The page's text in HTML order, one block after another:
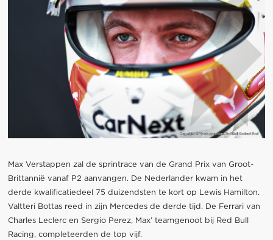
Max Verstappen zal de sprintrace van de Grand Prix van Groot-
Brittannië vanaf P2 aanvangen. De Nederlander kwam in het
derde kwalificatiedeel 75 duizendsten te kort op Lewis Hamilton.
Valtteri Bottas reed in zijn Mercedes de derde tijd. De Ferrari van
Charles Leclerc en Sergio Perez, Max’ teamgenoot bij Red Bull
Racing, completeerden de top vijf.